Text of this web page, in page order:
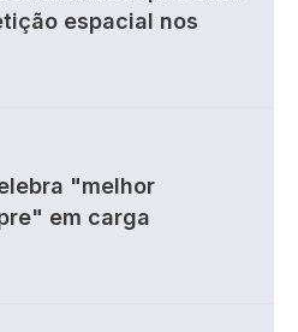
espacial nos
"melhor
em carga